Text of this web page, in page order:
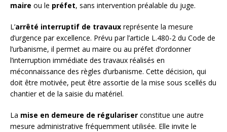
maire ou le préfet, sans intervention préalable du juge.
L’arrêté interruptif de travaux représente la mesure
d’urgence par excellence. Prévu par l’article L.480-2 du Code de
l’urbanisme, il permet au maire ou au préfet d’ordonner
l’interruption immédiate des travaux réalisés en
méconnaissance des règles d’urbanisme. Cette décision, qui
doit être motivée, peut être assortie de la mise sous scellés du
chantier et de la saisie du matériel.
La mise en demeure de régulariser constitue une autre
mesure administrative fréquemment utilisée. Elle invite le